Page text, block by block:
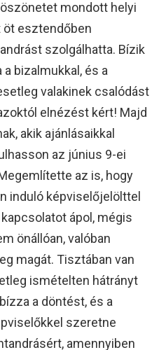
mondott helyi
öt esztendőben
szolgálhatta. Bízik
bizalmukkal, és a
valakinek csalódást
elnézést kért! Majd
akik ajánlásaikkal
az június 9-ei
az is, hogy
induló képviselőjelölttel
ápol, mégis
önállóan, valóban
magát. Tisztában van
ismételten hátrányt
a döntést, és a
szeretne
amennyiben